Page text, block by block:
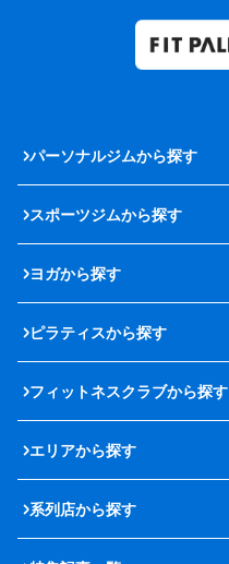
パーソナルジムから探す
スポーツジムから探す
ヨガから探す
ピラティスから探す
フィットネスクラブから探す
エリアから探す
系列店から探す